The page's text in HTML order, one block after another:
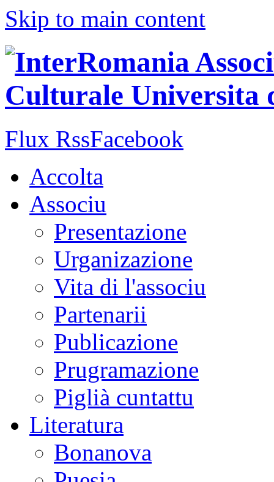
Skip to main content
Flux RssFacebook
Accolta
Associu
Presentazione
Urganizazione
Vita di l'associu
Partenarii
Publicazione
Prugramazione
Piglià cuntattu
Literatura
Bonanova